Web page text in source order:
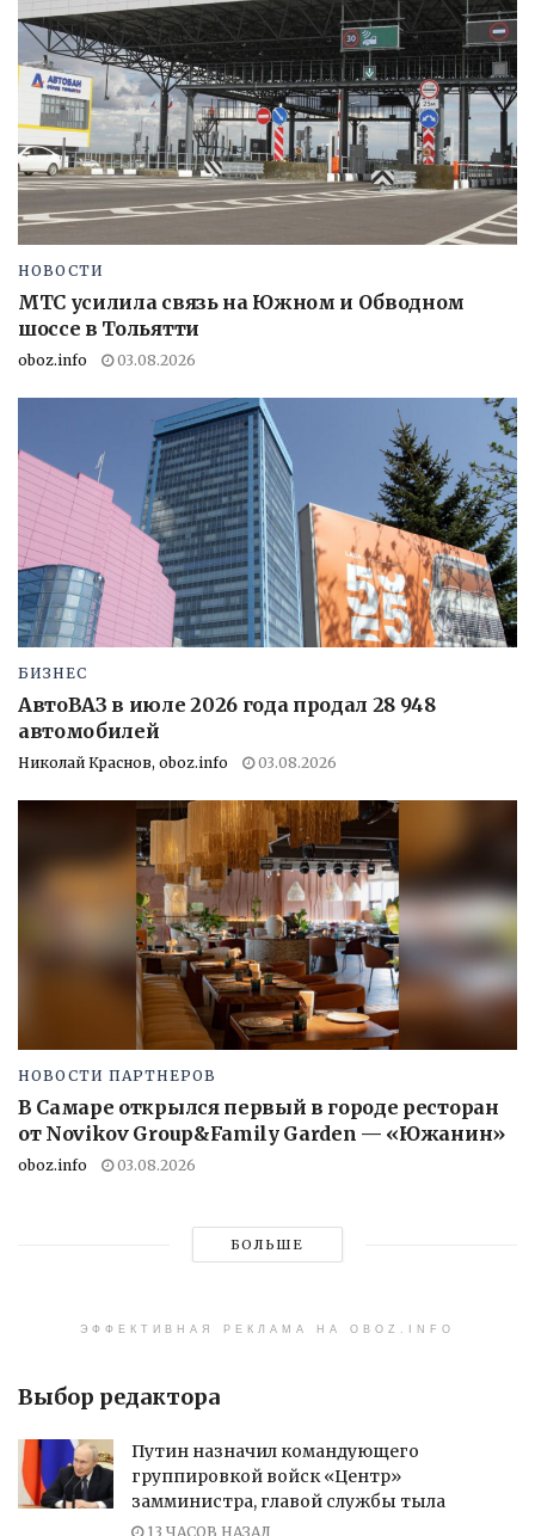
НОВОСТИ
МТС усилила связь на Южном и Обводном
шоссе в Тольятти
oboz.info 03.08.2026
БИЗНЕС
АвтоВАЗ в июле 2026 года продал 28 948
автомобилей
Николай Краснов, oboz.info 03.08.2026
НОВОСТИ ПАРТНЕРОВ
В Самаре открылся первый в городе ресторан
от Novikov Group&Family Garden — «Южанин»
oboz.info 03.08.2026
БОЛЬШЕ
ЭФФЕКТИВНАЯ РЕКЛАМА НА OBOZ.INFO
Выбор редактора
Путин назначил командующего
группировкой войск «Центр»
замминистра, главой службы тыла
13 ЧАСОВ НАЗАД